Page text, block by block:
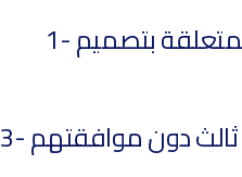
1- نحن نجمع المعلومات الشخصية من عملائنا ومستخدمينا فقط عند تقديم الخدمات المطلوبة والمتعلقة بتصميم
3- نحن نتعهد بعدم مشاركة أو بيع أي من المعلومات الشخصية للعملاء أو المستخدمين لأي طرف ثالث دون موافقتهم